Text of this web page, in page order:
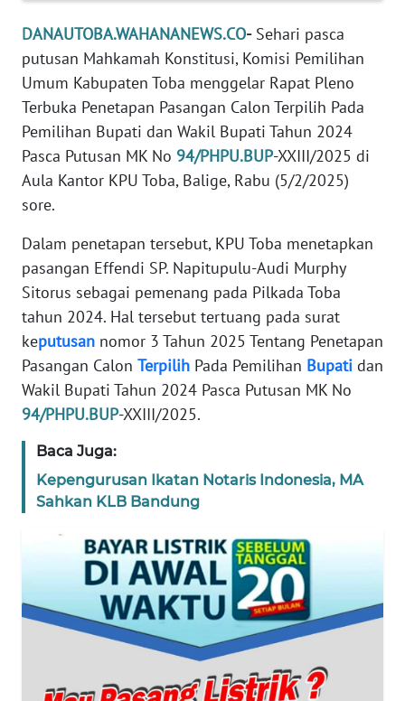
DANAUTOBA.WAHANANEWS.CO-Sehari pasca
putusan Mahkamah Konstitusi, Komisi Pemilihan
Umum Kabupaten Toba menggelar Rapat Pleno
Terbuka Penetapan Pasangan Calon Terpilih Pada
Pemilihan Bupati dan Wakil Bupati Tahun 2024
Pasca Putusan MK No 94/PHPU.BUP-XXIII/2025 di
Aula Kantor KPU Toba, Balige, Rabu (5/2/2025)
sore.
Dalam penetapan tersebut, KPU Toba menetapkan
pasangan Effendi SP. Napitupulu-Audi Murphy
Sitorus sebagai pemenang pada Pilkada Toba
tahun 2024. Hal tersebut tertuang pada surat
keputusan nomor 3 Tahun 2025 Tentang Penetapan
Pasangan Calon Terpilih Pada Pemilihan Bupati dan
Wakil Bupati Tahun 2024 Pasca Putusan MK No
94/PHPU.BUP-XXIII/2025.
Baca Juga:
Kepengurusan Ikatan Notaris Indonesia, MA
Sahkan KLB Bandung
REDAKSI
KARIR
DISCLAIMER
Wahana
Regional
SUMUT
WN
JAKARTA
WN
JABAR
WN
BANTEN
KEPRI